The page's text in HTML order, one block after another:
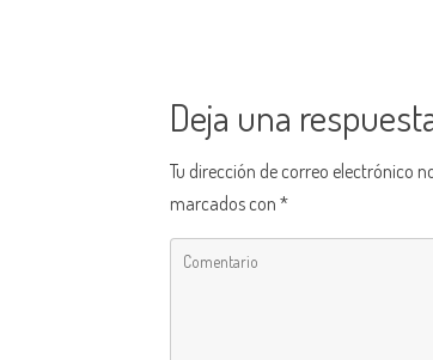
Deja una
Tu dirección de correo electrónico
marcados con*